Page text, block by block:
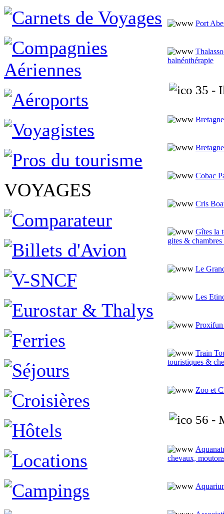
VOYAGES
Port
balnéothérapie
35 -
Cobac
Cris
Gîtes la
gites & chambres
Le
Les
Proxifun
Train
touristiques &
Zoo et
56 -
chevaux,